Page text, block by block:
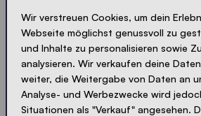
global@zingerle.group
Wir verstreuen Cookies, um dein
Webseite möglichst genussvoll zu
und Inhalte zu personalisieren sowie
analysieren. Wir verkaufen deine
weiter, die Weitergabe von Daten an
Analyse- und Werbezwecke wird
Situationen als "Verkauf" angesehen.